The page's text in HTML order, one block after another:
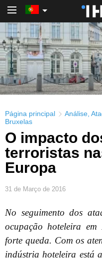
Página principal Análise
Bruxelas
O impacto
terroristas
Europa
31 de Março de 2016
No seguimento dos
ocupação hoteleira
forte queda. Com os
indústria hoteleira está